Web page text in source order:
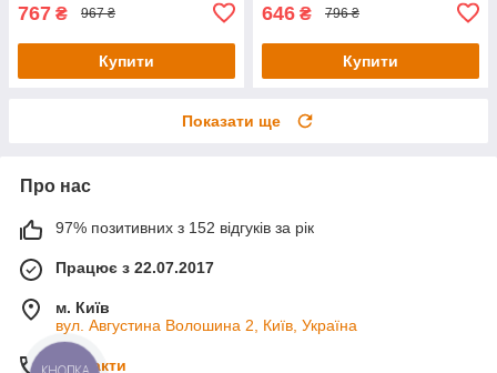
767 ₴ 967 ₴
Купити
646 ₴ 796 ₴
Купити
Показати ще
Про нас
97% позитивних з 152 відгуків за рік
Працює з 22.07.2017
м. Київ
вул. Августина Волошина 2, Київ, Україна
Контакти